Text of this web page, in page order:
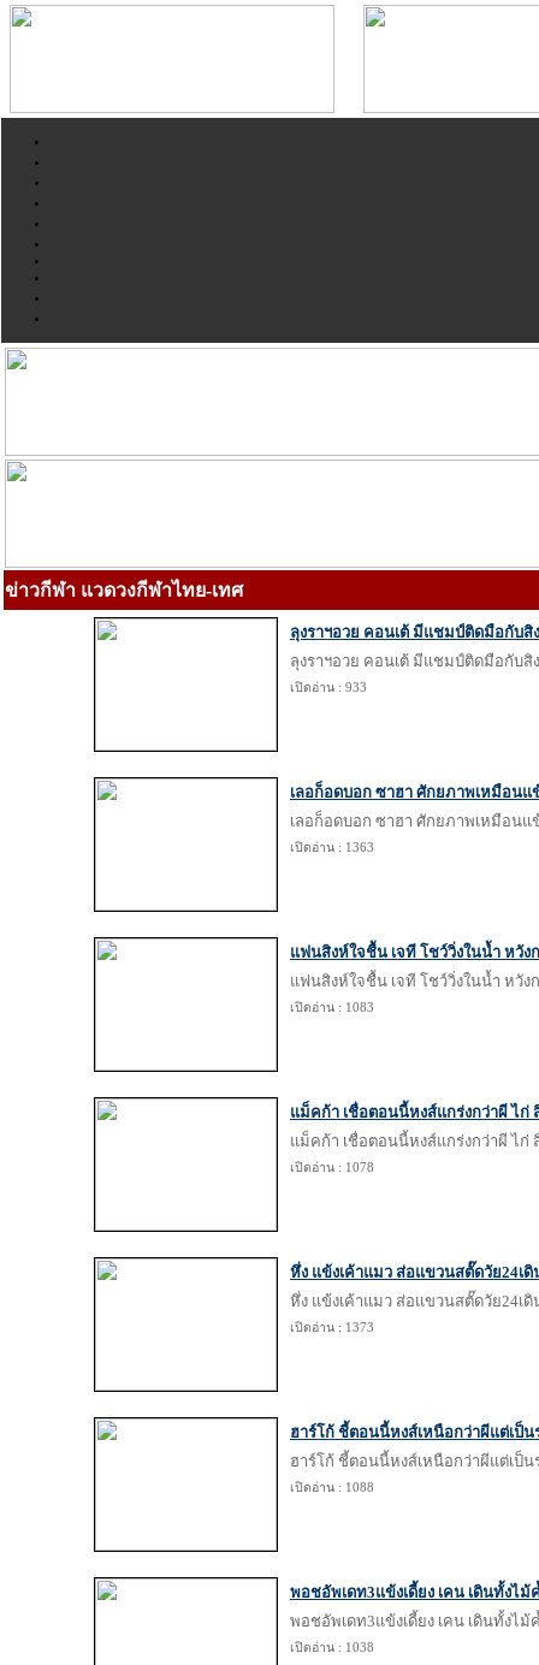
ข่าวกีฬา แวดวงกีฬาไทย-เทศ
ลุงราฯอวย คอนเต้ มีแชมป์ติดมือกับสิ
ลุงราฯอวย คอนเต้ มีแชมป์ติดมือกับสิ
เปิดอ่าน : 933
เลอก็อดบอก ซาฮา ศักยภาพเหมือนแ
เลอก็อดบอก ซาฮา ศักยภาพเหมือนแ
เปิดอ่าน : 1363
แฟนสิงห์ใจชื้น เจที โชว์วิ่งในน้ำ หวัง
แฟนสิงห์ใจชื้น เจที โชว์วิ่งในน้ำ หวัง
เปิดอ่าน : 1083
แม็คก้า เชื่อตอนนี้หงส์แกร่งกว่าผี ไก่
แม็คก้า เชื่อตอนนี้หงส์แกร่งกว่าผี ไก่
เปิดอ่าน : 1078
หึ่ง แข้งเค้าแมว ส่อแขวนสตั๊ดวัย24เ
หึ่ง แข้งเค้าแมว ส่อแขวนสตั๊ดวัย24เ
เปิดอ่าน : 1373
ฮาร์โก้ ชี้ตอนนี้หงส์เหนือกว่าผีแต่เป็
ฮาร์โก้ ชี้ตอนนี้หงส์เหนือกว่าผีแต่เป็
เปิดอ่าน : 1088
พอชอัพเดท3แข้งเดี้ยง เคน เดินทั้งไ
พอชอัพเดท3แข้งเดี้ยง เคน เดินทั้งไ
เปิดอ่าน : 1038